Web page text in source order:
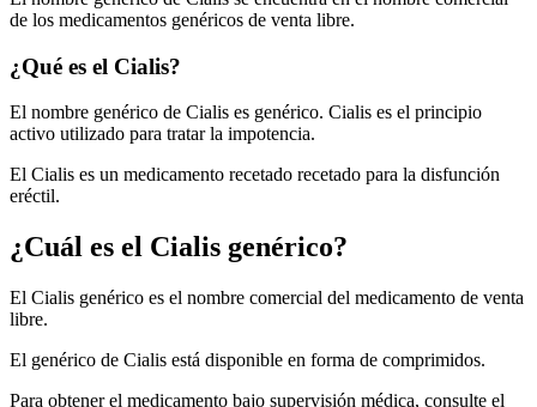
de los medicamentos genéricos de venta libre.
¿Qué es el Cialis?
El nombre genérico de Cialis es genérico. Cialis es el principio
activo utilizado para tratar la impotencia.
El Cialis es un medicamento recetado recetado para la disfunción
eréctil.
¿Cuál es el Cialis genérico?
El Cialis genérico es el nombre comercial del medicamento de venta
libre.
El genérico de Cialis está disponible en forma de comprimidos.
Para obtener el medicamento bajo supervisión médica, consulte el